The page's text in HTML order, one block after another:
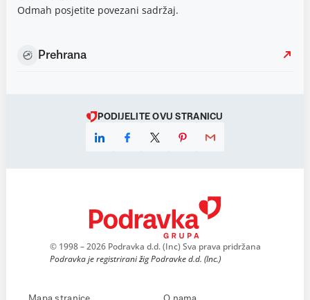
Odmah posjetite povezani sadržaj.
Prehrana
PODIJELITE OVU STRANICU
© 1998 – 2026 Podravka d.d. (Inc) Sva prava pridržana
Podravka je registrirani žig Podravke d.d. (Inc.)